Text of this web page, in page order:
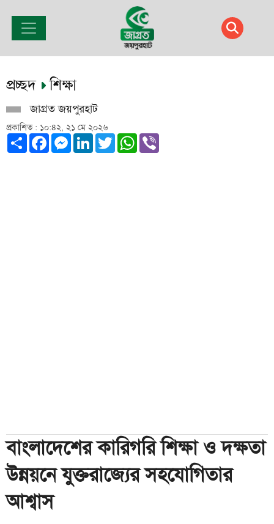
প্রচ্ছদ শিক্ষা
জাগ্রত জয়পুরহাট
প্রকাশিত : ১০:৪২, ২১ মে ২০২৬
ShareFacebook
Messenger
LinkedIn
TwitterWhatsApp
বাংলাদেশের কারিগরি শিক্ষা ও দক্ষতা
উন্নয়নে যুক্তরাজ্যের সহযোগিতার
আশ্বাস